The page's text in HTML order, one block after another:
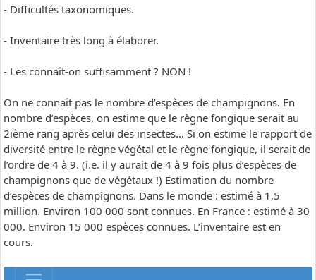
- Difficultés taxonomiques.
- Inventaire très long à élaborer.
- Les connaît-on suffisamment ? NON !
On ne connaît pas le nombre d’espèces de champignons. En
nombre d’espèces, on estime que le règne fongique serait au
2ième rang après celui des insectes… Si on estime le rapport de
diversité entre le règne végétal et le règne fongique, il serait de
l’ordre de 4 à 9. (i.e. il y aurait de 4 à 9 fois plus d’espèces de
champignons que de végétaux !) Estimation du nombre
d’espèces de champignons. Dans le monde : estimé à 1,5
million. Environ 100 000 sont connues. En France : estimé à 30
000. Environ 15 000 espèces connues. L’inventaire est en
cours.